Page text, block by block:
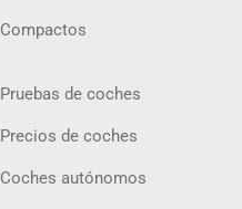
Compactos
Pruebas de coches
Precios de coches
Coches autónomos